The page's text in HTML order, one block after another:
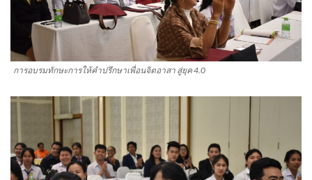
การอบรมทักษะการให้คำปรึกษาเพื่อนจิตอาสา สู่ยุค 4.0